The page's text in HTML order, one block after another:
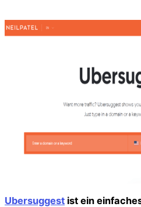
Ubersuggest ist ein